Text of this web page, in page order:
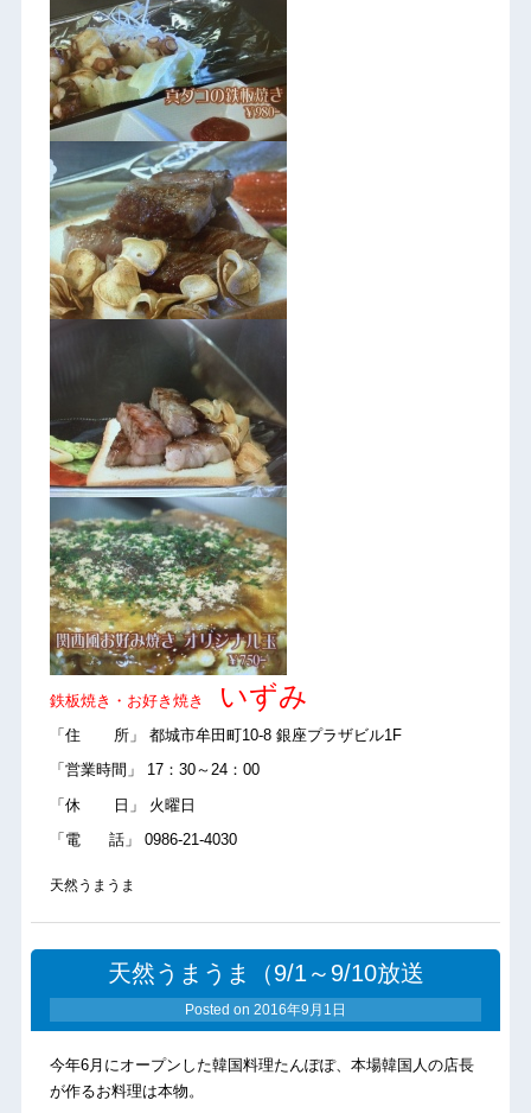
鉄板焼き・お好き焼き いずみ
「住 所」 都城市牟田町10-8 銀座プラザビル1F
「営業時間」 17：30～24：00
「休 日」 火曜日
「電 話」 0986-21-4030
天然うまうま
天然うまうま（9/1～9/10放送
Posted on 2016年9月1日
今年6月にオープンした韓国料理たんぽぽ、本場韓国人の店長
が作るお料理は本物。